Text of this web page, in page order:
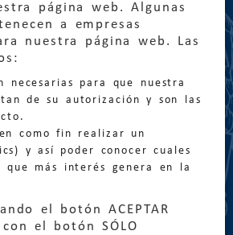
página web. Algunas
a empresas
nuestra página web. Las
necesarias para que nuestra
de su autorización y son las
como fin realizar un
y así poder conocer cuales
más interés genera en la
el botón ACEPTAR
el botón SÓLO
976 399 354